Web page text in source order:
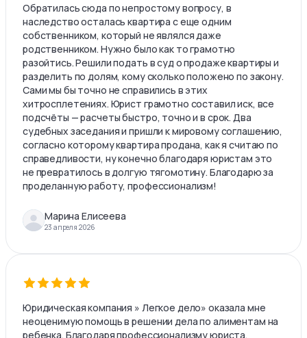
Обратилась сюда по непростому вопросу, в
наследство осталась квартира с еще одним
собственником, который не являлся даже
родственником. Нужно было как то грамотно
разойтись. Решили подать в суд о продаже квартиры и
разделить по долям, кому сколько положено по закону.
Сами мы бы точно не справились в этих
хитросплетениях. Юрист грамотно составил иск, все
подсчёты — расчеты быстро, точно и в срок. Два
судебных заседания и пришли к мировому соглашению,
согласно которому квартира продана, как я считаю по
справедливости, ну конечно благодаря юристам это
не превратилось в долгую тягомотину. Благодарю за
проделанную работу, профессионализм!
Марина Елисеева
23 апреля 2026
Юридическая компания » Легкое дело» оказала мне
неоценимую помощь в решении дела по алиментам на
ребенка. Благодаря профессионализму юриста,